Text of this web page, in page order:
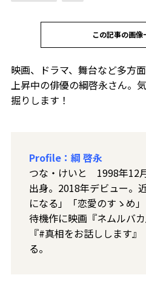
この記事の画像
映画、ドラマ、舞台など多方
上昇中の俳優の綱啓永さん。
掘りします！
Profile：綱 啓永
つな・けいと 1998年12
出身。2018年デビュー。
になる」「恋愛のすゝめ
待機作に映画『ネムルバ
『#真相をお話しします
る。